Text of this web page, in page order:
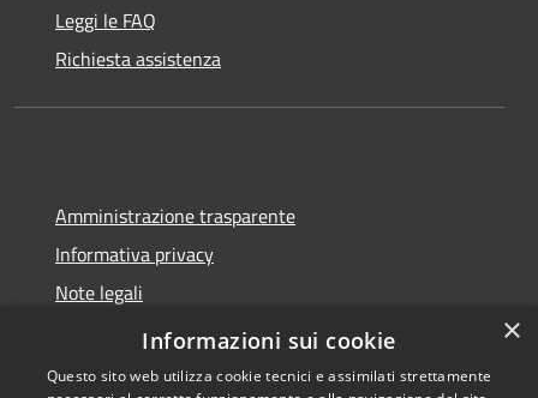
Leggi le FAQ
Richiesta assistenza
Amministrazione trasparente
Informativa privacy
Note legali
Dichiarazione di accessibilità
×
Informazioni sui cookie
Questo sito web utilizza cookie tecnici e assimilati strettamente